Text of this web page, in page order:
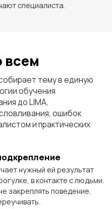
специалиста.
всем
тему в единую
обучения
до LIMA,
ошибок
и практических
нужный ей результат
в контакте с людьми.
закреплять поведение,